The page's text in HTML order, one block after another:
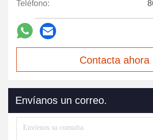
Teléfono:
Contacta ahora
Envíanos un correo.